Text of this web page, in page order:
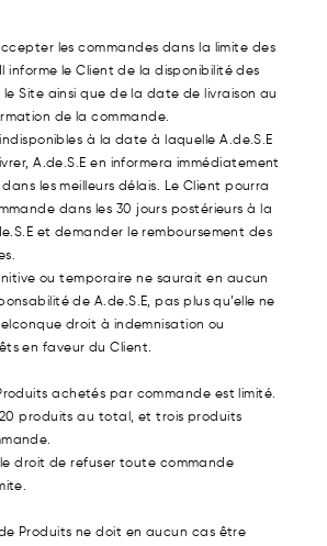
les commandes dans la limite des
informe le Client de la disponibilité des
le Site ainsi que de la date de livraison au
de la commande.
à la date à laquelle A.de.S.E
A.de.S.E en informera immédiatement
les meilleurs délais. Le Client pourra
dans les 30 jours postérieurs à la
et demander le remboursement des
ou temporaire ne saurait en aucun
de A.de.S.E, pas plus qu’elle ne
droit à indemnisation ou
en faveur du Client.
achetés par commande est limité.
produits au total, et trois produits
le droit de refuser toute commande
Produits ne doit en aucun cas être